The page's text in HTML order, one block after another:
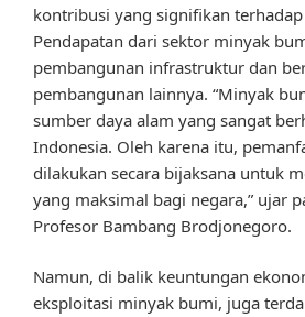
kontribusi yang signifikan
Pendapatan dari sektor minyak
pembangunan infrastruktur dan
pembangunan lainnya. “Minyak
sumber daya alam yang sangat
Indonesia. Oleh karena itu,
dilakukan secara bijaksana untuk
yang maksimal bagi negara,” ujar
Profesor Bambang Brodjonegoro.
Namun, di balik keuntungan
eksploitasi minyak bumi, juga